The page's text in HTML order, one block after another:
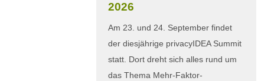
2026
Am 23. und 24. September findet
der diesjährige privacyIDEA Summit
statt. Dort dreht sich alles rund um
das Thema Mehr-Faktor-